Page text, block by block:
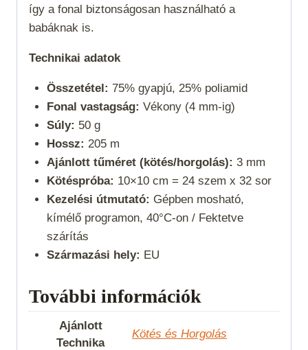
így a fonal biztonságosan használható a
babáknak is.
Technikai adatok
Összetétel: 75% gyapjú, 25% poliamid
Fonal vastagság: Vékony (4 mm-ig)
Súly: 50 g
Hossz: 205 m
Ajánlott tűméret (kötés/horgolás): 3 mm
Kötéspróba: 10×10 cm = 24 szem x 32 sor
Kezelési útmutató: Gépben mosható,
kímélő programon, 40°C-on / Fektetve
szárítás
Származási hely: EU
További információk
Ajánlott
Technika
Kötés és Horgolás